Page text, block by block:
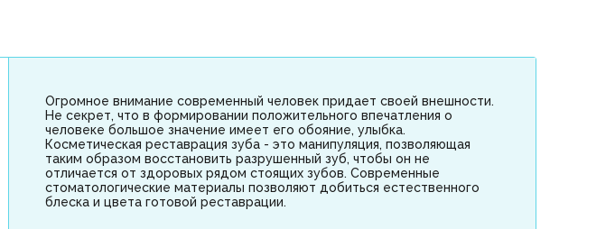
Огромное внимание современный человек придает своей внешности.
Не секрет, что в формировании положительного впечатления о
человеке большое значение имеет его обояние, улыбка.
Косметическая реставрация зуба - это манипуляция, позволяющая
таким образом восстановить разрушенный зуб, чтобы он не
отличается от здоровых рядом стоящих зубов. Современные
стоматологические материалы позволяют добиться естественного
блеска и цвета готовой реставрации.